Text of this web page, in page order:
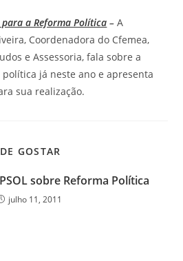
para a Reforma Política –A
Coordenadora do Cfemea,
e Assessoria, fala sobre a
já neste ano e apresenta
sua realização.
GOSTAR
sobre Reforma Política
julho 11, 2011